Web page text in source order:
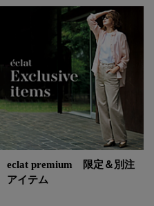
eclat premium 限定＆別注
アイテム